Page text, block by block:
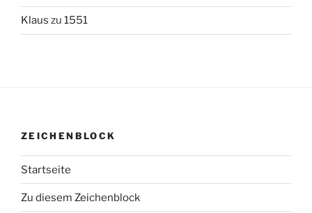
Klaus zu 1551
ZEICHENBLOCK
Startseite
Zu diesem Zeichenblock